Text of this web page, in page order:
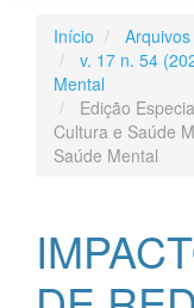
Início
Arquivos
v. 17 n. 54
Mental
Edição
Cultura e Saúde
Saúde Mental